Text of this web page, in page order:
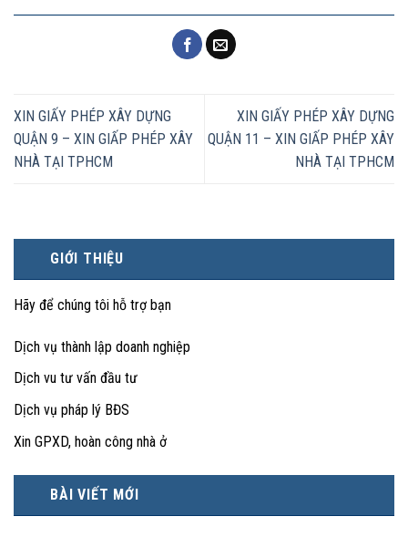
GIỚI THIỆU
Hãy để chúng tôi hỗ trợ bạn
Dịch vụ thành lập doanh nghiệp
Dịch vu tư vấn đầu tư
Dịch vụ pháp lý BĐS
Xin GPXD, hoàn công nhà ở
BÀI VIẾT MỚI
XIN GIẤY PHÉP XÂY DỰNG
QUẬN 9 – XIN GIẤP PHÉP XÂY
NHÀ TẠI TPHCM
XIN GIẤY PHÉP XÂY DỰNG
QUẬN 11 – XIN GIẤP PHÉP XÂY
NHÀ TẠI TPHCM